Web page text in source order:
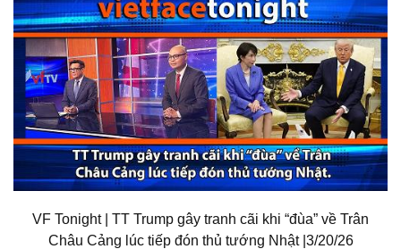
VF Tonight | TT Trump gây tranh cãi khi “đùa” về Trân
Châu Cảng lúc tiếp đón thủ tướng Nhật |3/20/26